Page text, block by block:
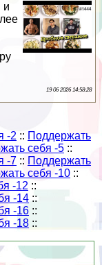
и
19 06 2026 14:58:28
-2 :: Поддержать
себя -5 ::
-7 :: Поддержать
себя -10 ::
-12 ::
-14 ::
-16 ::
-18 ::